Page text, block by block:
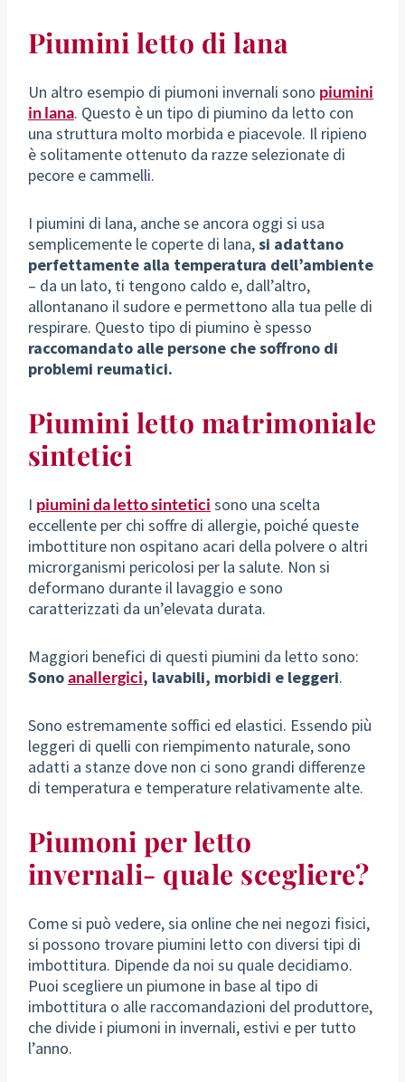
Piumini letto di lana
Un altro esempio di piumoni invernali sono piumini
in lana. Questo è un tipo di piumino da letto con
una struttura molto morbida e piacevole. Il ripieno
è solitamente ottenuto da razze selezionate di
pecore e cammelli.
I piumini di lana, anche se ancora oggi si usa
semplicemente le coperte di lana,si adattano
perfettamente alla temperatura dell’ambiente
– da un lato, ti tengono caldo e, dall’altro,
allontanano il sudore e permettono alla tua pelle di
respirare. Questo tipo di piumino è spesso
raccomandato alle persone che soffrono di
problemi reumatici.
Piumini letto matrimoniale
sintetici
I piumini da letto sintetici sono una scelta
eccellente per chi soffre di allergie, poiché queste
imbottiture non ospitano acari della polvere o altri
microrganismi pericolosi per la salute. Non si
deformano durante il lavaggio e sono
caratterizzati da un’elevata durata.
Maggiori benefici di questi piumini da letto sono:
Sonoanallergici, lavabili, morbidi e leggeri.
Sono estremamente soffici ed elastici. Essendo più
leggeri di quelli con riempimento naturale, sono
adatti a stanze dove non ci sono grandi differenze
di temperatura e temperature relativamente alte.
Piumoni per letto
invernali- quale scegliere?
Come si può vedere, sia online che nei negozi fisici,
si possono trovare piumini letto con diversi tipi di
imbottitura. Dipende da noi su quale decidiamo.
Puoi scegliere un piumone in base al tipo di
imbottitura o alle raccomandazioni del produttore,
che divide i piumoni in invernali, estivi e per tutto
l’anno.